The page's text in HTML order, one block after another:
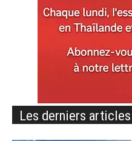
Les derniers articles